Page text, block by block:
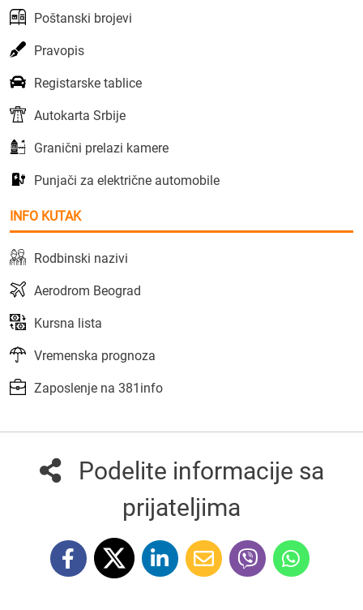
Poštanski brojevi
Pravopis
Registarske tablice
Autokarta Srbije
Granični prelazi kamere
Punjači za električne automobile
INFO KUTAK
Rodbinski nazivi
Aerodrom Beograd
Kursna lista
Vremenska prognoza
Zaposlenje na 381info
Podelite informacije sa
prijateljima